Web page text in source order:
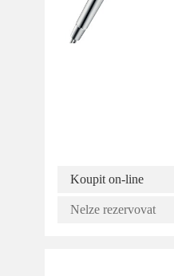
Koupit on-line
Nelze rezervovat